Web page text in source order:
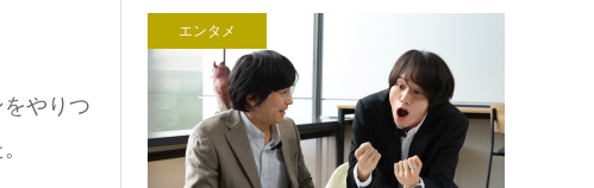
やりつ
エンタメ